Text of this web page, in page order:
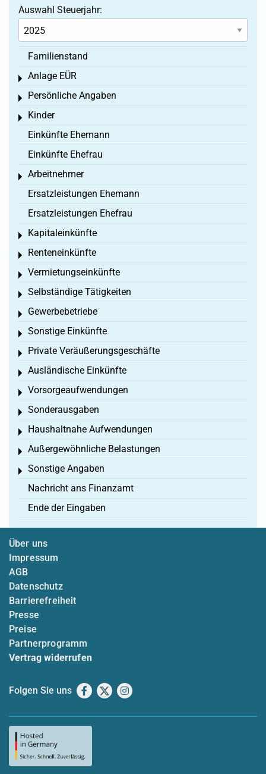
Auswahl Steuerjahr:
Familienstand
Anlage EÜR
Toggle menu
Persönliche Angaben
Toggle menu
Kinder
Toggle menu
Einkünfte Ehemann
Einkünfte Ehefrau
Arbeitnehmer
Toggle menu
Ersatzleistungen Ehemann
Ersatzleistungen Ehefrau
Kapitaleinkünfte
Toggle menu
Renteneinkünfte
Toggle menu
Vermietungseinkünfte
Toggle menu
Selbständige Tätigkeiten
Toggle menu
Gewerbebetriebe
Toggle menu
Sonstige Einkünfte
Toggle menu
Private Veräußerungsgeschäfte
Toggle menu
Ausländische Einkünfte
Toggle menu
Vorsorgeaufwendungen
Toggle menu
Sonderausgaben
Toggle menu
Haushaltnahe Aufwendungen
Toggle menu
Außergewöhnliche Belastungen
Toggle menu
Sonstige Angaben
Toggle menu
Nachricht ans Finanzamt
Ende der Eingaben
Über uns
Impressum
AGB
Datenschutz
Barrierefreiheit
Presse
Preise
Partnerprogramm
Vertrag widerrufen
Folgen Sie uns Facebook
X Instagram